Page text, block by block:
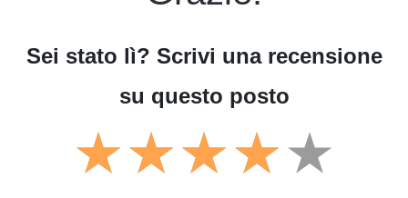
Sei stato lì? Scrivi una recensione
su questo posto